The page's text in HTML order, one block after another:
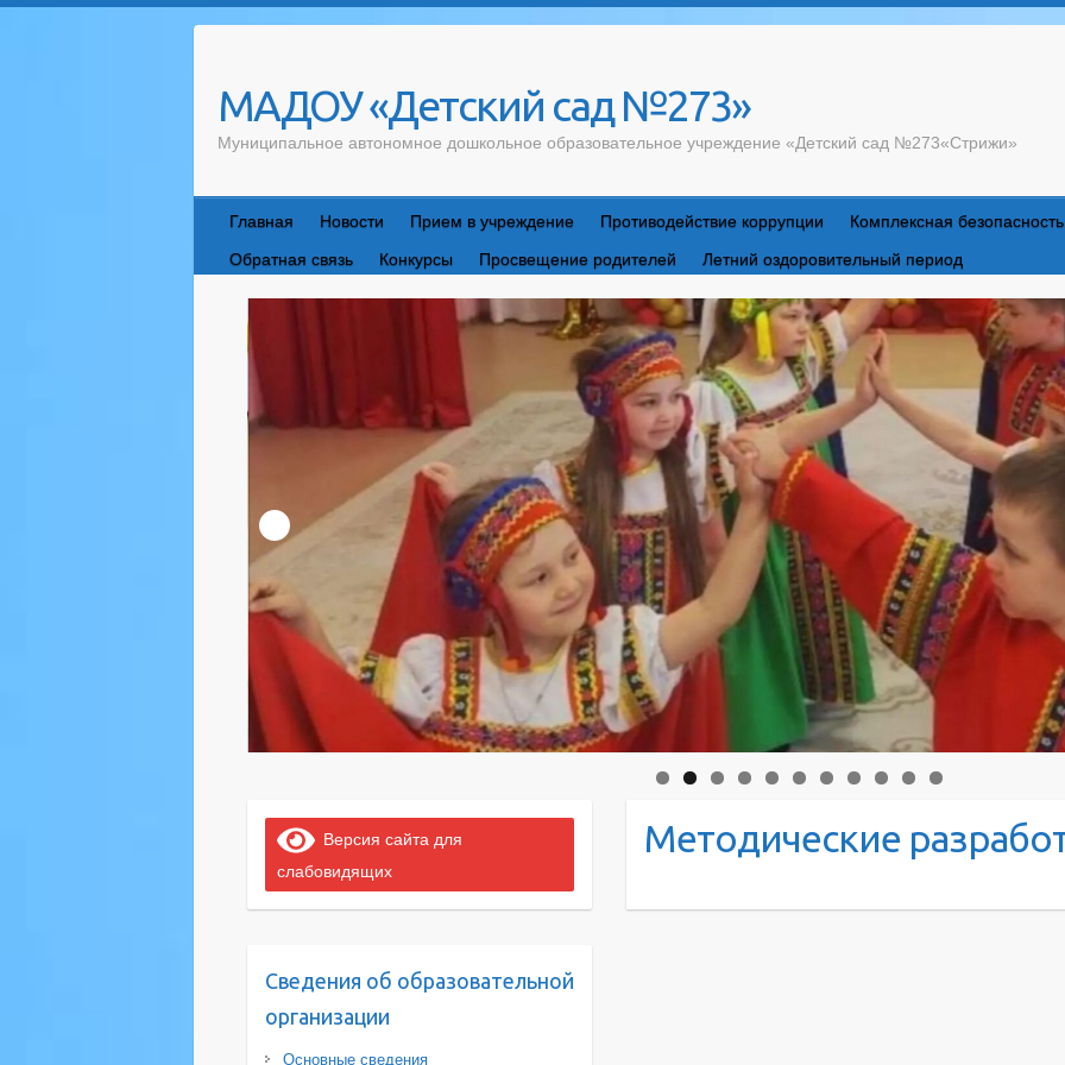
МАДОУ «Детский сад №273»
Муниципальное автономное дошкольное образовательное учреждение «Детский сад №273«Стрижи»
Главная Новости Прием в учреждение Противодействие коррупции
Комплексная безопасность
Обратная связь
Конкурсы Просвещение родителей Летний оздоровительный период
Методические
Версия сайта для
слабовидящих
Сведения об образовательной
организации
Основные сведения